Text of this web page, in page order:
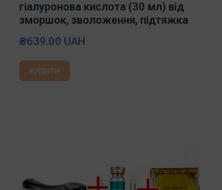
гіалуронова кислота (30 мл) від
зморшок, зволоження, підтяжка
₴639.00 UAH
КУПИТИ